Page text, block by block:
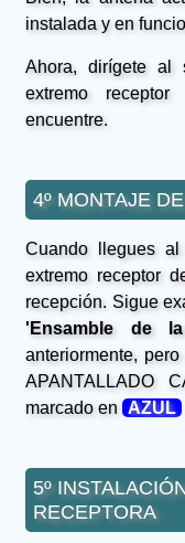
instalada y en
Ahora, dirígete al
extremo
encuentre.
4º MONTAJE
Cuando llegues
extremo receptor
recepción. Sigue
'Ensamble de
anteriormente,
APANTALLADO
marcado en AZUL
5º
RECEPTORA